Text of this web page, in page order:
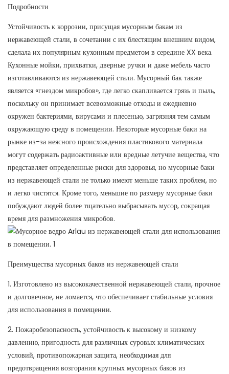
Подробности
Устойчивость к коррозии, присущая мусорным бакам из
нержавеющей стали, в сочетании с их блестящим внешним видом,
сделала их популярным кухонным предметом в середине XX века.
Кухонные мойки, прихватки, дверные ручки и даже мебель часто
изготавливаются из нержавеющей стали. Мусорный бак также
является «гнездом микробов», где легко скапливается грязь и пыль,
поскольку он принимает всевозможные отходы и ежедневно
окружен бактериями, вирусами и плесенью, загрязняя тем самым
окружающую среду в помещении. Некоторые мусорные баки на
рынке из-за неясного происхождения пластикового материала
могут содержать радиоактивные или вредные летучие вещества, что
представляет определенные риски для здоровья, но мусорные баки
из нержавеющей стали не только имеют меньше таких проблем, но
и легко чистятся. Кроме того, меньшие по размеру мусорные баки
побуждают людей более тщательно выбрасывать мусор, сокращая
время для размножения микробов.
Преимущества мусорных баков из нержавеющей стали
1. Изготовлено из высококачественной нержавеющей стали, прочное
и долговечное, не ломается, что обеспечивает стабильные условия
для использования в помещении.
2. Пожаробезопасность, устойчивость к высокому и низкому
давлению, пригодность для различных суровых климатических
условий, противопожарная защита, необходимая для
предотвращения возгорания крупных мусорных баков из